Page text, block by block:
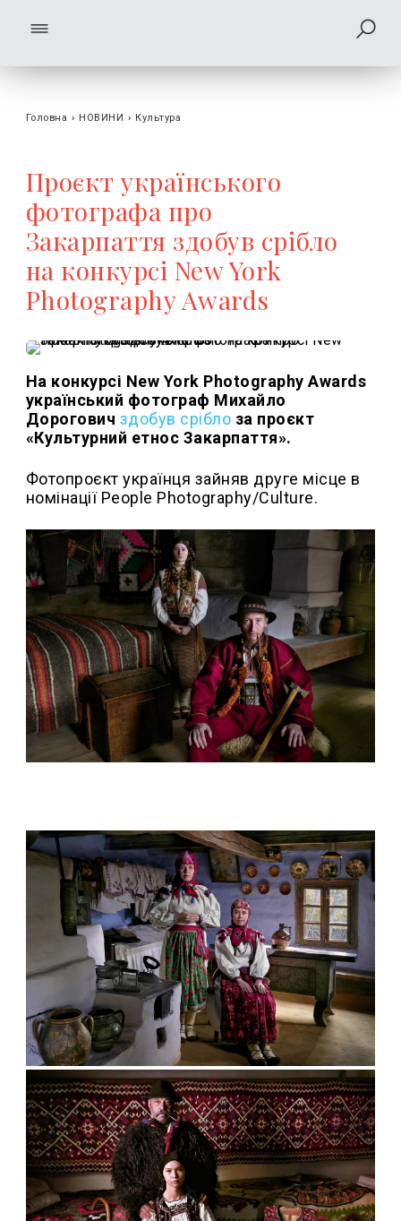
Головна › НОВИНИ › Культура
Проєкт українського
фотографа про
Закарпаття здобув срібло
на конкурсі New York
Photography Awards
На конкурсі New York Photography Awards
український фотограф Михайло
Дорогович здобув срібло за проєкт
«Культурний етнос Закарпаття».
Фотопроєкт українця зайняв друге місце в
номінації People Photography/Culture.